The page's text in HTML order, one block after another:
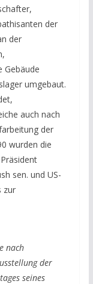
der
der
Gebäude
umgebaut.
auch nach
der
wurden die
sen. und US-
zur
nach
der
seines